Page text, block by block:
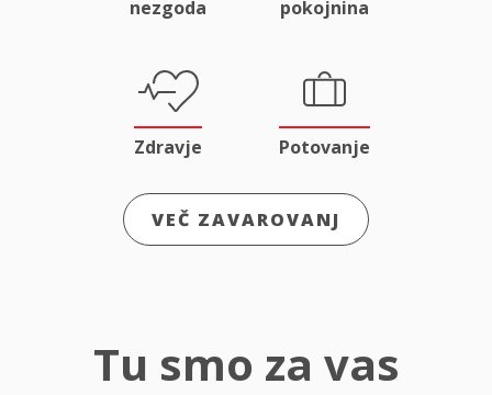
nezgoda
pokojnina
Zdravje Potovanje
VEČ ZAVAROVANJ
Tu smo za vas